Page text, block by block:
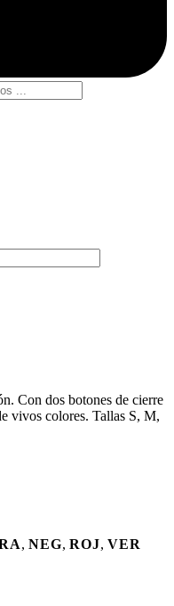
Con dos botones de cierre
vivos colores. Tallas S, M,
, NEG, ROJ, VER